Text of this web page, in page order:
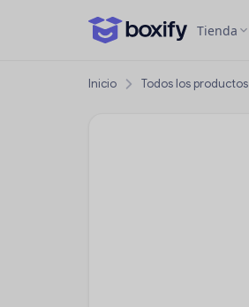
Tienda
Inicio Todos los productos